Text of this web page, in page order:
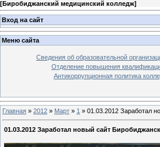
[Биробиджанский медицинский колледж]
Вход на сайт
Меню сайта
Сведения об образовательной
Отделение повышения
Антикоррупционная политика
Главная » 2012 » Март » 1 » 01.03.2012 Заработал
01.03.2012 Заработал новый сайт